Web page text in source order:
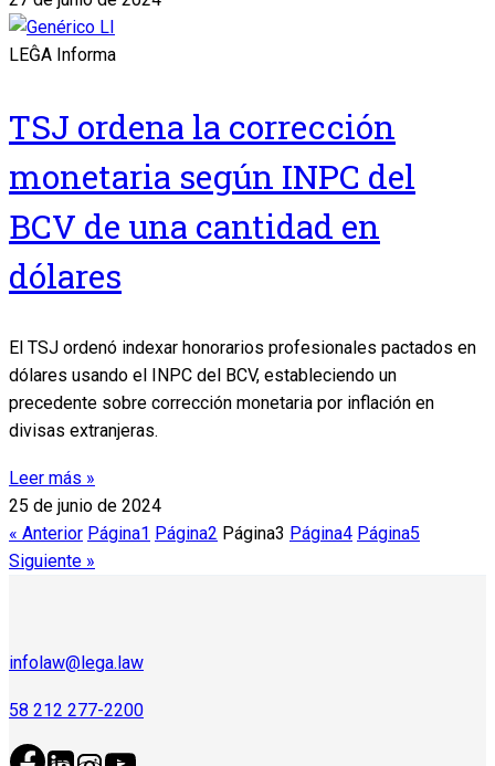
LEĜA Informa
TSJ ordena la corrección
monetaria según INPC del
BCV de una cantidad en
dólares
El TSJ ordenó indexar honorarios profesionales pactados en
dólares usando el INPC del BCV, estableciendo un
precedente sobre corrección monetaria por inflación en
divisas extranjeras.
Leer más »
25 de junio de 2024
« Anterior Página1 Página2 Página3 Página4 Página5
Siguiente »
infolaw@lega.law
58 212 277-2200